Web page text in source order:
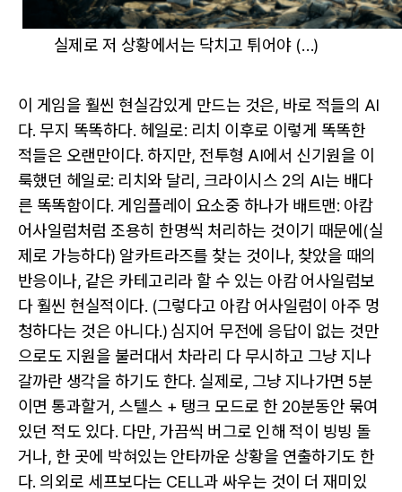
실제로 저 상황에서는 닥치고 튀어야 (…)
이 게임을 훨씬 현실감있게 만드는 것은, 바로 적들의 AI
다. 무지 똑똑하다. 헤일로: 리치 이후로 이렇게 똑똑한
적들은 오랜만이다. 하지만, 전투형 AI에서 신기원을 이
룩했던 헤일로: 리치와 달리, 크라이시스 2의 AI는 배다
른 똑똑함이다. 게임플레이 요소중 하나가 배트맨: 아캄
어사일럼처럼 조용히 한명씩 처리하는 것이기 때문에(실
제로 가능하다) 알카트라즈를 찾는 것이나, 찾았을 때의
반응이나, 같은 카테고리라 할 수 있는 아캄 어사일럼보
다 훨씬 현실적이다. (그렇다고 아캄 어사일럼이 아주 멍
청하다는 것은 아니다.) 심지어 무전에 응답이 없는 것만
으로도 지원을 불러대서 차라리 다 무시하고 그냥 지나
갈까란 생각을 하기도 한다. 실제로, 그냥 지나가면 5분
이면 통과할거, 스텔스 + 탱크 모드로 한 20분동안 묶여
있던 적도 있다. 다만, 가끔씩 버그로 인해 적이 빙빙 돌
거나, 한 곳에 박혀있는 안타까운 상황을 연출하기도 한
다. 의외로 세프보다는 CELL과 싸우는 것이 더 재미있